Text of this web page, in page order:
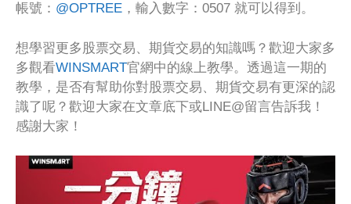
帳號： @OPTREE ，輸入數字：0507 就可以得到。
想學習更多股票交易、期貨交易的知識嗎？歡迎大家多
多觀看WINSMART官網中的線上教學。透過這一期的
教學，是否有幫助你對股票交易、期貨交易有更深的認
識了呢？歡迎大家在文章底下或LINE@留言告訴我！
感謝大家！